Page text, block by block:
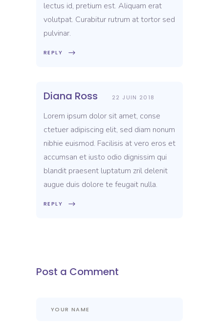
lectus id, pretium est. Aliquam erat
volutpat. Curabitur rutrum at tortor sed
pulvinar.
REPLY
Diana Ross 22 JUIN 2018
Lorem ipsum dolor sit amet, conse
ctetuer adipiscing elit, sed diam nonum
nibhie euismod. Facilisis at vero eros et
accumsan et iusto odio dignissim qui
blandit praesent luptatum zril delenit
augue duis dolore te feugait nulla.
REPLY
Post a Comment